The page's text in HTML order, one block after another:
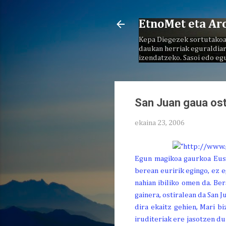
EtnoMet eta
Kepa Diegezek
daukan herriak
izendatzeko. Sasoi edo
San Juan gaua
ekaina 23, 2006
Egun magikoa gaurkoa
berean euririk egingo, ez
nahian ibiliko omen da.
gainera, ostiralean da San
dira ekaitz gehien, Mari
iruditeriak ere jasotzen du